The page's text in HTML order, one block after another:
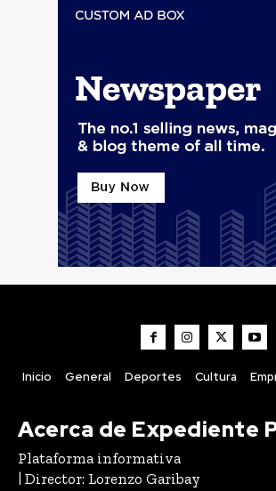
Inicio General Deportes Cultura
Acerca de Expediente
Plataforma informativa
| Director: Lorenzo Garibay